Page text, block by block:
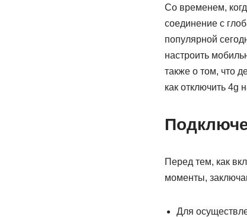
Со временем,
соединение с
популярной
настроить
также о том, что
как отключить 4g
Перед тем, как
моменты,
Для